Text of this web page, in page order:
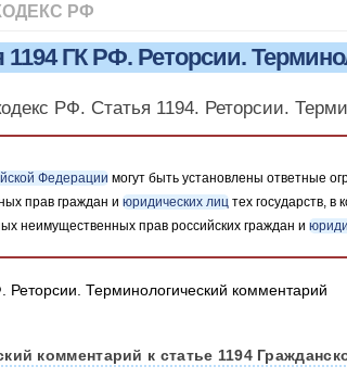
РФ
1194 ГК РФ. Реторсии.
РФ. Статья 1194. Реторсии.
Федерации могут быть установлены ответные
прав граждан и юридических лиц тех государств,
неимущественных прав российских граждан и
комментарий к статье 1194